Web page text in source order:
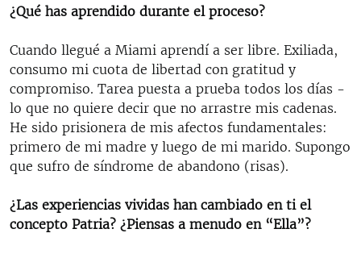
¿Qué has aprendido durante el proceso?
Cuando llegué a Miami aprendí a ser libre. Exiliada,
consumo mi cuota de libertad con gratitud y
compromiso. Tarea puesta a prueba todos los días -
lo que no quiere decir que no arrastre mis cadenas.
He sido prisionera de mis afectos fundamentales:
primero de mi madre y luego de mi marido. Supongo
que sufro de síndrome de abandono (risas).
¿Las experiencias vividas han cambiado en ti el
concepto Patria? ¿Piensas a menudo en “Ella”?